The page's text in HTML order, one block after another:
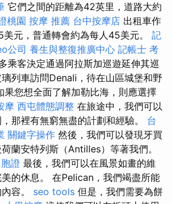
它們之間的距離為42英里，道路大約
桃園 按摩 推薦 台中按摩店 出租車作
元，普通轉會約為每人45美元。 記
公司 養生與整復推廣中心 記帳士 考
乘客決定通過阿拉斯加巡遊延伸其巡
列車訪問Denali，待在山區城堡和野
果您想全面了解加勒比海，則應選擇
摩 西屯體態調整 在旅途中，我們可以
那裡有無窮無盡的計劃和經驗。 台
關鍵字操作 然後，我們可以發現牙買
蘭安特列斯（Antilles）等著我們。
證 最後，我們可以在風景如畫的維
的休息。 在Pelican，我們竭盡所能
容。 seo tools 但是，我們需要為餅